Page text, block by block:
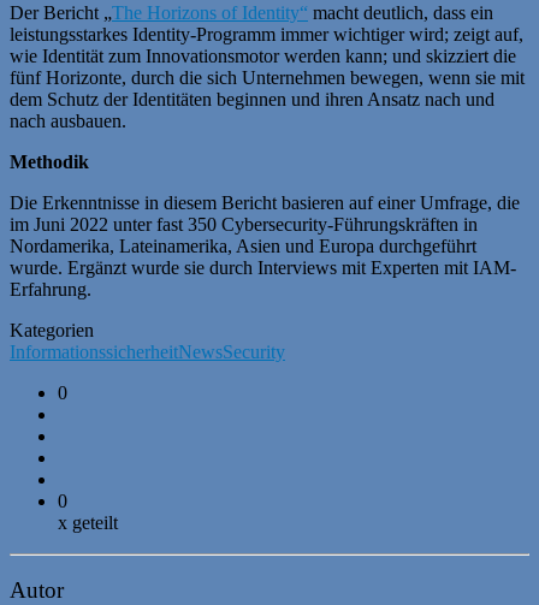
Der Bericht „The Horizons of Identity“ macht deutlich, dass ein
leistungsstarkes Identity-Programm immer wichtiger wird; zeigt auf,
wie Identität zum Innovationsmotor werden kann; und skizziert die
fünf Horizonte, durch die sich Unternehmen bewegen, wenn sie mit
dem Schutz der Identitäten beginnen und ihren Ansatz nach und
nach ausbauen.
Methodik
Die Erkenntnisse in diesem Bericht basieren auf einer Umfrage, die
im Juni 2022 unter fast 350 Cybersecurity-Führungskräften in
Nordamerika, Lateinamerika, Asien und Europa durchgeführt
wurde. Ergänzt wurde sie durch Interviews mit Experten mit IAM-
Erfahrung.
Kategorien
InformationssicherheitNewsSecurity
0
0
x geteilt
Autor